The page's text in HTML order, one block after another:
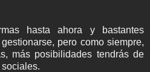
hasta ahora y bastantes
pero como siempre,
más posibilidades tendrás de